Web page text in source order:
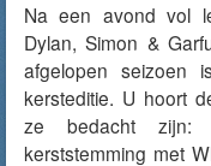
Na een avond vol
Dylan, Simon &
afgelopen seizoen
kersteditie. U hoort
ze bedacht zijn:
kerststemming met